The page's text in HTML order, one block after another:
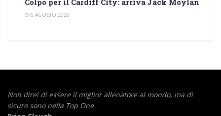
Colpo per il Cardiff City: arriva Jack Moylan
6 AGOSTO 2026
Non direi di essere il miglior allenatore al mondo, ma di
sicuro sono nella Top One